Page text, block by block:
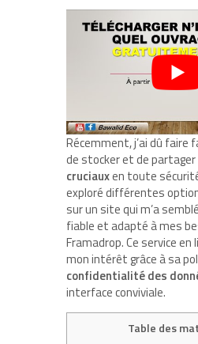
Récemment, j’ai dû faire
de stocker et de partager
cruciauxen toute
exploré différentes
sur un site qui m’a
fiable et adapté à mes
Framadrop. Ce service en
mon intérêt grâce à sa
confidentialité des
interface conviviale.
Table des